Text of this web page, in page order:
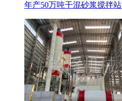
年产50万吨干混砂浆搅拌站